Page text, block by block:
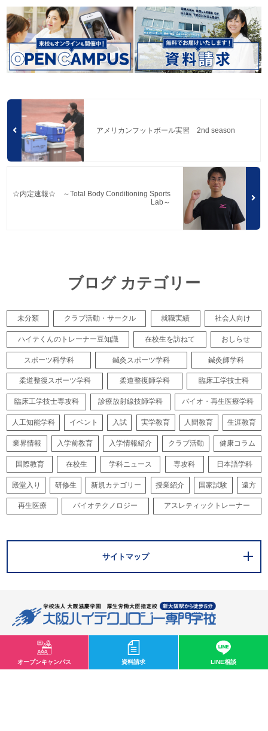
アメリカンフットボール実習 2nd season
☆内定速報☆ ～Total Body Conditioning Sports
Lab～
ブログ カテゴリー
未分類 クラブ活動・サークル 就職実績 社会人向け
ハイテくんのトレーナー豆知識 在校生を訪ねて おしらせ
スポーツ科学科 鍼灸スポーツ学科 鍼灸師学科
柔道整復スポーツ学科 柔道整復師学科 臨床工学技士科
臨床工学技士専攻科 診療放射線技師学科 バイオ・再生医療学科
人工知能学科 イベント 入試 実学教育 人間教育 生涯教育
業界情報 入学前教育 入学情報紹介 クラブ活動 健康コラム
国際教育 在校生 学科ニュース 専攻科 日本語学科
殿堂入り 研修生 新規カテゴリー 授業紹介 国家試験 遠方
再生医療 バイオテクノロジー アスレティックトレーナー
サイトマップ
〒532-0003 大阪市淀川区宮原1-2-43
0120-33-8119
mail@osaka-hightech.ac.jp
オープンキャンパス 資料請求 LINE相談